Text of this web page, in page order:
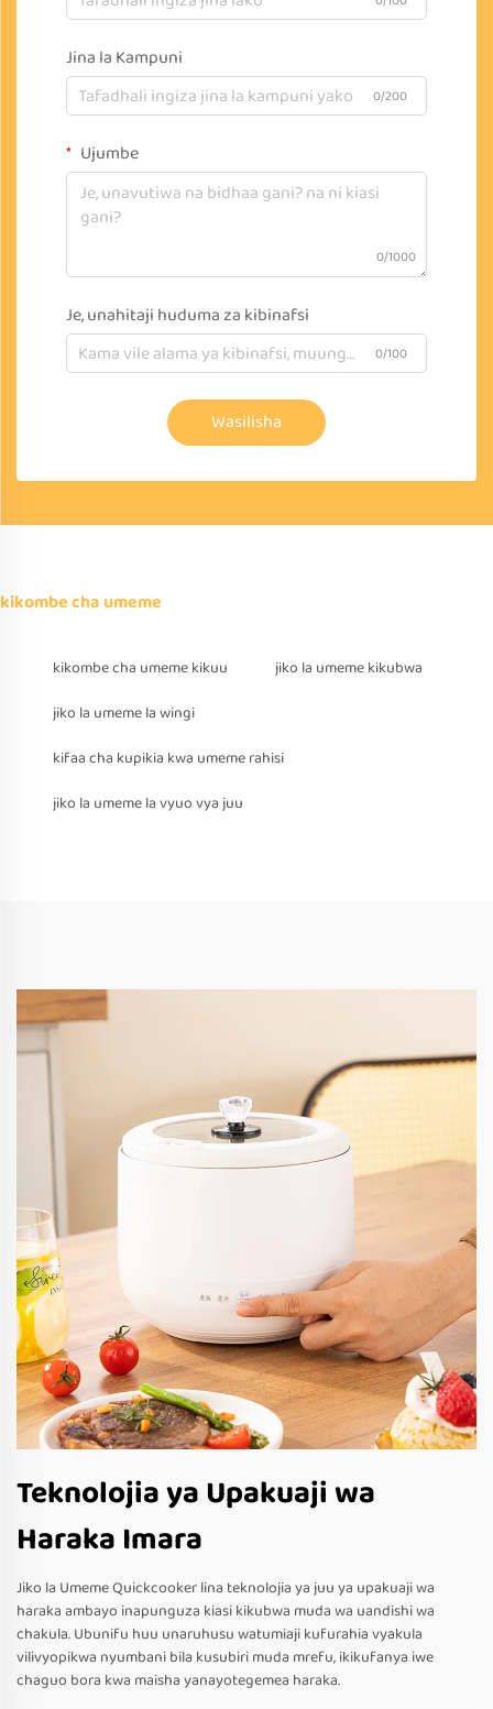
Jina la Kampuni
0/200
Ujumbe
0/1000
Je, unahitaji huduma za kibinafsi
0/100
Wasilisha
kikombe cha umeme
kikombe cha umeme kikuu
jiko la umeme kikubwa
jiko la umeme la wingi
kifaa cha kupikia kwa umeme rahisi
jiko la umeme la vyuo vya juu
Teknolojia ya Upakuaji wa
Haraka Imara
Jiko la Umeme Quickcooker lina teknolojia ya juu ya upakuaji wa
haraka ambayo inapunguza kiasi kikubwa muda wa uandishi wa
chakula. Ubunifu huu unaruhusu watumiaji kufurahia vyakula
vilivyopikwa nyumbani bila kusubiri muda mrefu, ikikufanya iwe
chaguo bora kwa maisha yanayotegemea haraka.